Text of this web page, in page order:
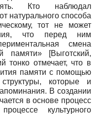
Кто наблюдал
натурального способа
тот не может
что перед ним
смена
памяти»
[Выготский,
тонко отмечает, что в
памяти с помощью
которые и
В создании
в основе процесс
культурного